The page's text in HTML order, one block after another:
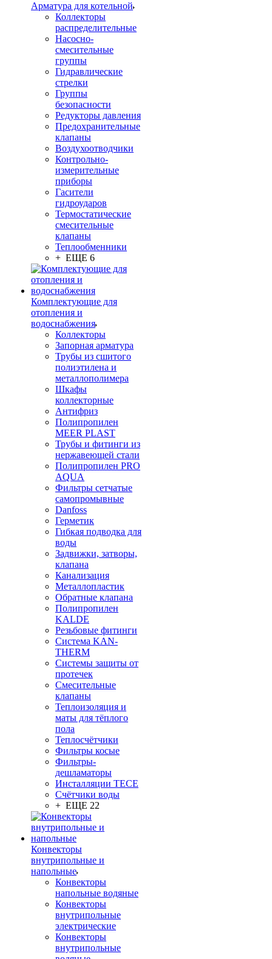
Арматура для котельной
Коллекторы
распределительные
Насосно-
смесительные
группы
Гидравлические
стрелки
Группы
безопасности
Редукторы давления
Предохранительные
клапаны
Воздухоотводчики
Контрольно-
измерительные
приборы
Гасители
гидроударов
Термостатические
смесительные
клапаны
Теплообменники
+ ЕЩЕ 6
Комплектующие для
отопления и
водоснабжения
Коллекторы
Запорная арматура
Трубы из сшитого
полиэтилена и
металлополимера
Шкафы
коллекторные
Антифриз
Полипропилен
MEER PLAST
Трубы и фитинги из
нержавеющей стали
Полипропилен PRO
AQUA
Фильтры сетчатые
самопромывные
Danfoss
Герметик
Гибкая подводка для
воды
Задвижки, затворы,
клапана
Канализация
Металлопластик
Обратные клапана
Полипропилен
KALDE
Резьбовые фитинги
Система KAN-
THERM
Системы защиты от
протечек
Смесительные
клапаны
Теплоизоляция и
маты для тёплого
пола
Теплосчётчики
Фильтры косые
Фильтры-
дешламаторы
Инсталляции TECE
Счётчики воды
+ ЕЩЕ 22
Конвекторы
внутрипольные и
напольные
Конвекторы
напольные водяные
Конвекторы
внутрипольные
электрические
Конвекторы
внутрипольные